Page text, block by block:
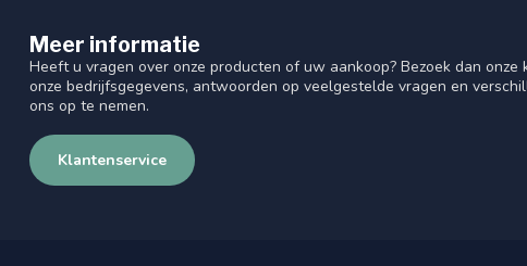
Meer informatie
Heeft u vragen over onze producten of uw aankoop? Bezoek dan
onze bedrijfsgegevens, antwoorden op veelgestelde vragen en
ons op te nemen.
Klantenservice